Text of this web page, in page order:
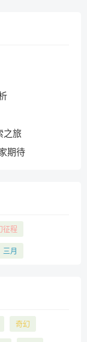
之旅
期待
征程
三月
奇幻